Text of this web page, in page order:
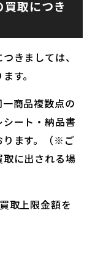
取につき
きましては、
す。
商品複数点の
ート・納品書
ります。（※ご
に出される場
取上限金額を